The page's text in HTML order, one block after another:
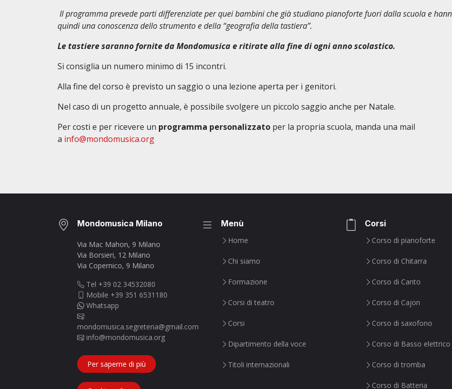
Il programma prevede parti differenziate per quei bambini che già studiano pianoforte fuori dalla scuola e
quindi una conoscenza dello strumento e della “geografia della tastiera”.
Le tastiere saranno fornite da Mondomusica e ritirate alla fine di ogni anno scolastico.
Si consiglia un numero minimo di 15 incontri.
Alla fine del corso è previsto un saggio o una lezione aperta per i genitori.
Nel caso di un progetto annuale, è possibile svolgere un piccolo saggio anche per Natale.
Per costi e per ricevere un programma personalizzato per la propria scuola, manda una mail
a info@mondomusica.org
Mondomusica Milano
Via Mac Mahon, 9 Milano
Via Borsieri, 12 Milano
Via Copernico, 9 Milano
Tel +39 02 34532080
Mobile +39 351 6531180
Whatsapp
mondomusica.segreteria@gmail.com
info@mondomusica.org
Per saperne di più
Menù
Home
Chi siamo
Formazione
Corsi di teatro
Corsi
Dipartimento della voce
Titoli internazionali
Corsi
Corso di pianoforte
Corso di Chitarra
Corso di Canto
Corso di Cajon
Corso di saxofono
Corso di Basso elettrico
Corso di tromba
Corso di Batteria